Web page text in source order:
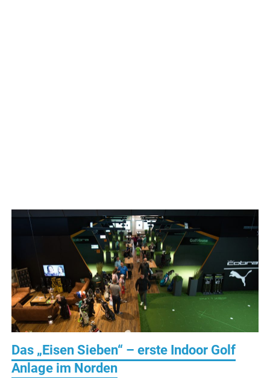
Das „Eisen Sieben“ – erste Indoor Golf
Anlage im Norden